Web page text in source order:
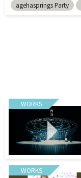
agehasprings Party
WORKS
WORKS